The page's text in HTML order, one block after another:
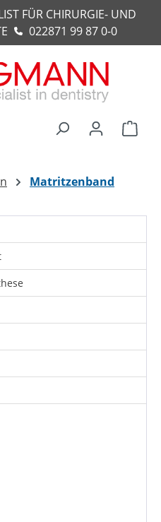
FÜR CHIRURGIE- UND
022871 99 87 0-0
Matritzenband